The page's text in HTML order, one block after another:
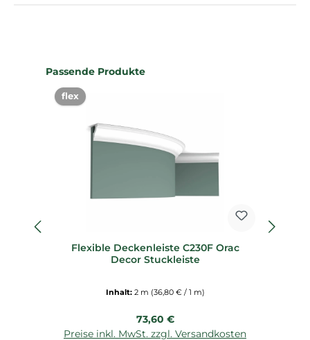
Produktgalerie überspringen
Passende Produkte
flex
Flexible Deckenleiste C230F Orac
Decor Stuckleiste
Inhalt: 2 m (36,80 € / 1 m)
Regulärer Preis:
73,60 €
Preise inkl. MwSt. zzgl. Versandkosten